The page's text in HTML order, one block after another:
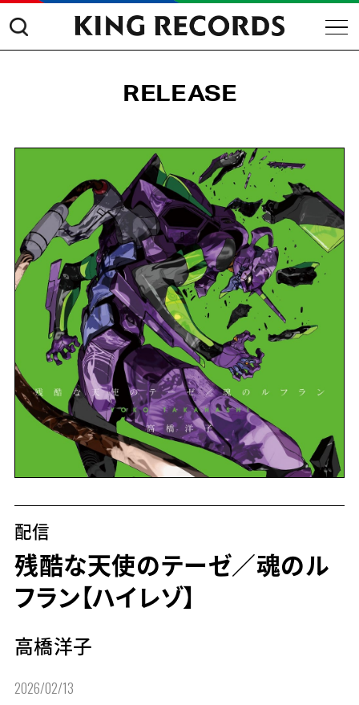
RELEASE
配信
残酷な天使のテーゼ／魂のル
フラン【ハイレゾ】
高橋洋子
2026/02/13